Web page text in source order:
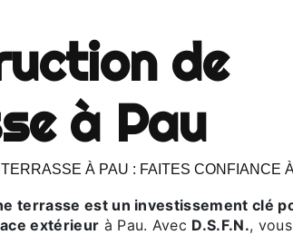
à Pau
extérieur à Pau. Avec D.S.F.N., vous